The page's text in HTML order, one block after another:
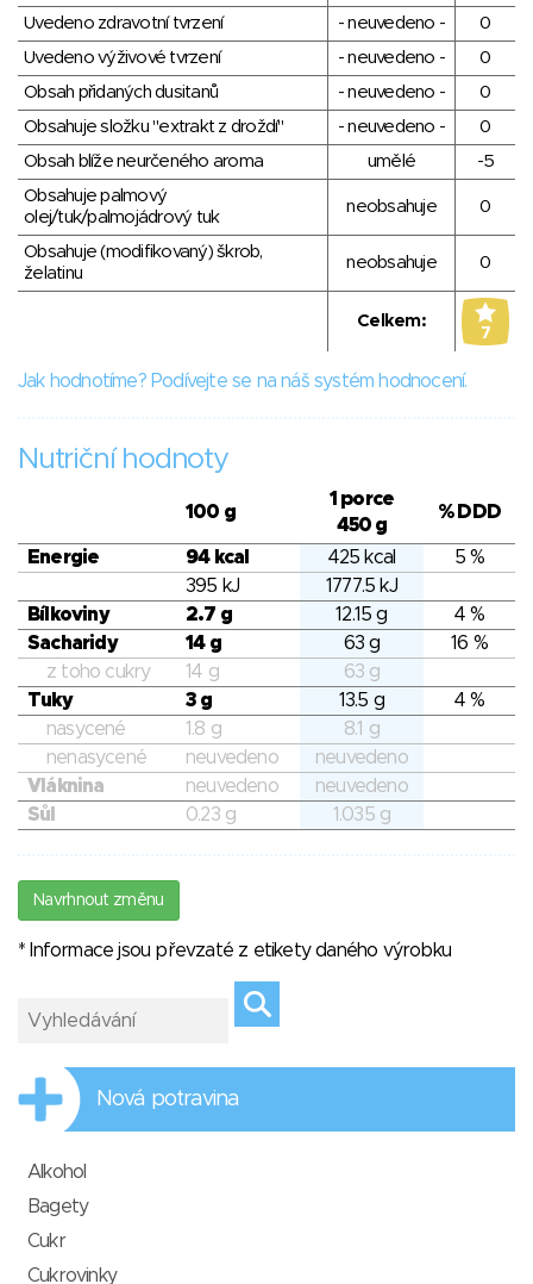
Uvedeno zdravotní tvrzení
- neuvedeno -
0
Uvedeno výživové tvrzení
- neuvedeno -
0
Obsah přidaných dusitanů
- neuvedeno -
0
Obsahuje složku "extrakt z droždí"
- neuvedeno -
0
Obsah blíže neurčeného aroma
umělé
-5
Obsahuje palmový
olej/tuk/palmojádrový tuk
neobsahuje 0
Obsahuje (modifikovaný) škrob,
želatinu
neobsahuje 0
Celkem:
7
Jak hodnotíme? Podívejte se na náš systém hodnocení.
Nutriční hodnoty
100 g
1 porce
450 g
% DDD
Energie 94 kcal 425 kcal
5 %
395 kJ
1777.5 kJ
Bílkoviny
2.7 g 12.15 g
4 %
Sacharidy
14 g 63 g
16 %
z toho cukry
14 g
63 g
Tuky
3 g 13.5 g
4 %
nasycené
1.8 g
8.1 g
nenasycené
neuvedeno
neuvedeno
Vláknina
neuvedeno
neuvedeno
Sůl
0.23 g 1.035 g
Navrhnout změnu
* Informace jsou převzaté z etikety daného výrobku
Nová potravina
Alkohol
Bagety
Cukr
Cukrovinky